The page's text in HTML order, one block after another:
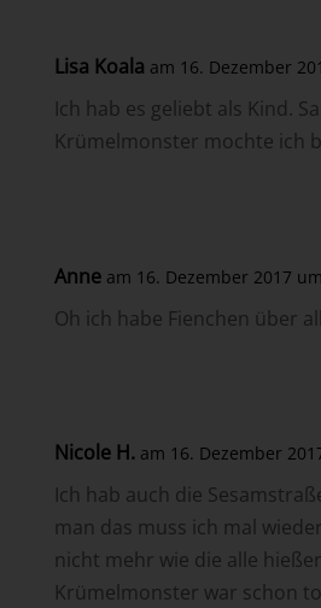
Lisa Koala am 16. Dezember
Ich hab es geliebt als Kind.
Krümelmonster mochte ich
Anne am 16. Dezember 2017
Oh ich habe Fienchen über
Nicole H. am 16. Dezember
Ich hab auch die
man das muss ich mal
nicht mehr wie die alle
Krümelmonster war schon